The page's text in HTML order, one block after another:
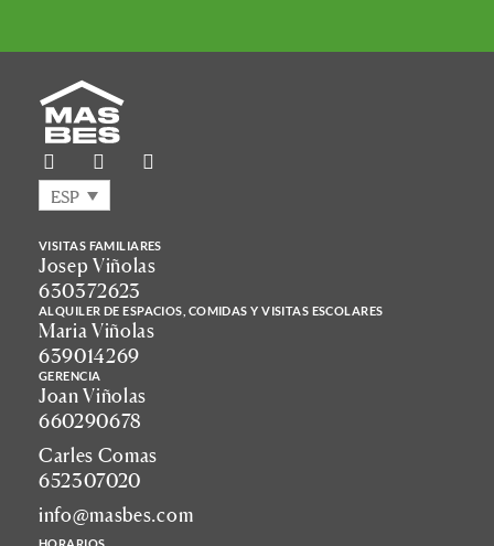
ESP
VISITAS FAMILIARES
Josep Viñolas
630372623
ALQUILER DE ESPACIOS, COMIDAS Y VISITAS ESCOLARES
Maria Viñolas
639014269
GERENCIA
Joan Viñolas
660290678
Carles Comas
652307020
info@masbes.com